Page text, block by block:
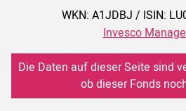
WKN: A1JDBJ / ISIN:
Invesco
Die Daten auf dieser Seite sind
ob dieser Fonds